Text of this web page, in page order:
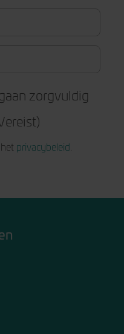
zorgvuldig
privacybeleid.